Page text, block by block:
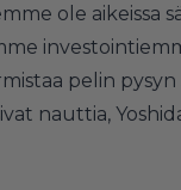
ole aikeissa
pelin pysyn
nauttia,